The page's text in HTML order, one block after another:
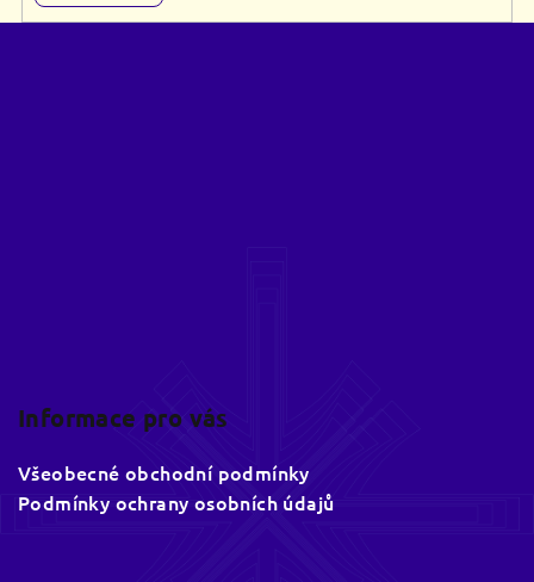
i
Informace pro vás
Všeobecné obchodní podmínky
Podmínky ochrany osobních údajů